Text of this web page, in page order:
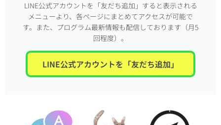
LINE公式アカウントを「友だち追加」すると表示される
メニューより、各ページにまとめてアクセスが可能で
す。また、プログラム最新情報も配信しております（月5
回程度）。
LINE公式アカウントを「友だち追加」